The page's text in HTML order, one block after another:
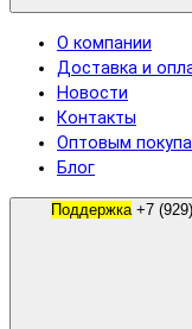
О компании
Доставка и
Новости
Контакты
Оптовым
Блог
Поддержка +7